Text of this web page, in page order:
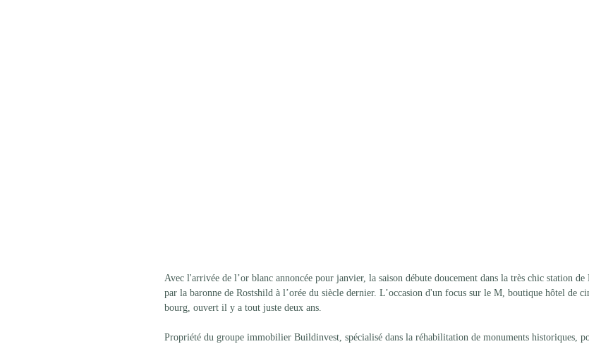
Avec l'arrivée de l’or blanc annoncée pour janvier, la saison débute doucement dans la très chic station de
par la baronne de Rostshild à l’orée du siècle dernier. L’occasion d'un focus sur le M, boutique hôtel de
bourg, ouvert il y a tout juste deux ans.
Propriété du groupe immobilier Buildinvest, spécialisé dans la réhabilitation de monuments historiques,